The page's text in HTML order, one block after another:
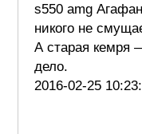
s550 amg
никого не
А старая кемря
дело.
2016-02-25